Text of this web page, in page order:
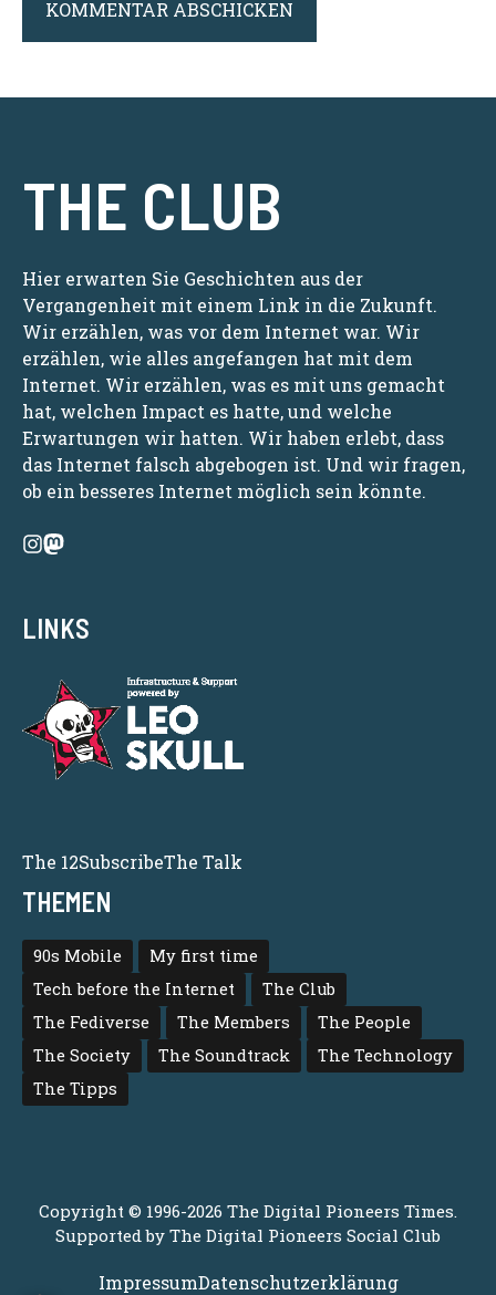
THE CLUB
Hier erwarten Sie Geschichten aus der
Vergangenheit mit einem Link in die Zukunft.
Wir erzählen, was vor dem Internet war. Wir
erzählen, wie alles angefangen hat mit dem
Internet. Wir erzählen, was es mit uns gemacht
hat, welchen Impact es hatte, und welche
Erwartungen wir hatten. Wir haben erlebt, dass
das Internet falsch abgebogen ist. Und wir fragen,
ob ein besseres Internet möglich sein könnte.
LINKS
The 12SubscribeThe Talk
THEMEN
90s Mobile
My first time
Tech before the Internet
The Club
The Fediverse
The Members
The People
The Society
The Soundtrack
The Technology
The Tipps
Copyright © 1996-2026 The Digital Pioneers Times.
Supported by The Digital Pioneers Social Club
ImpressumDatenschutzerklärung